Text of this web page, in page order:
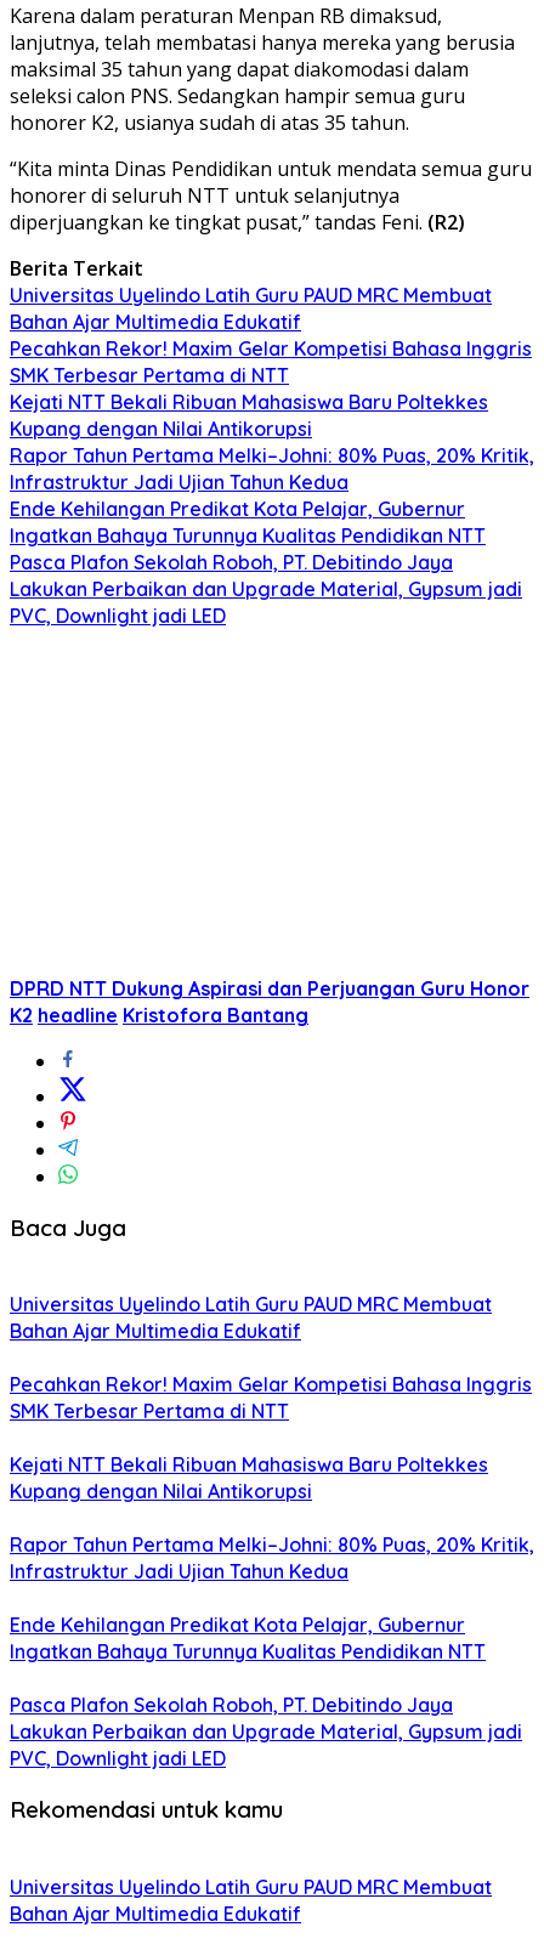
Karena dalam peraturan Menpan RB dimaksud,
lanjutnya, telah membatasi hanya mereka yang berusia
maksimal 35 tahun yang dapat diakomodasi dalam
seleksi calon PNS. Sedangkan hampir semua guru
honorer K2, usianya sudah di atas 35 tahun.
“Kita minta Dinas Pendidikan untuk mendata semua guru
honorer di seluruh NTT untuk selanjutnya
diperjuangkan ke tingkat pusat,” tandas Feni. (R2)
Berita Terkait
Universitas Uyelindo Latih Guru PAUD MRC Membuat
Bahan Ajar Multimedia Edukatif
Pecahkan Rekor! Maxim Gelar Kompetisi Bahasa Inggris
SMK Terbesar Pertama di NTT
Kejati NTT Bekali Ribuan Mahasiswa Baru Poltekkes
Kupang dengan Nilai Antikorupsi
Rapor Tahun Pertama Melki–Johni: 80% Puas, 20% Kritik,
Infrastruktur Jadi Ujian Tahun Kedua
Ende Kehilangan Predikat Kota Pelajar, Gubernur
Ingatkan Bahaya Turunnya Kualitas Pendidikan NTT
Pasca Plafon Sekolah Roboh, PT. Debitindo Jaya
Lakukan Perbaikan dan Upgrade Material, Gypsum jadi
PVC, Downlight jadi LED
DPRD NTT Dukung Aspirasi dan Perjuangan Guru Honor
K2 headline Kristofora Bantang
Baca Juga
Universitas Uyelindo Latih Guru PAUD MRC Membuat
Bahan Ajar Multimedia Edukatif
Pecahkan Rekor! Maxim Gelar Kompetisi Bahasa Inggris
SMK Terbesar Pertama di NTT
Kejati NTT Bekali Ribuan Mahasiswa Baru Poltekkes
Kupang dengan Nilai Antikorupsi
Rapor Tahun Pertama Melki–Johni: 80% Puas, 20% Kritik,
Infrastruktur Jadi Ujian Tahun Kedua
Ende Kehilangan Predikat Kota Pelajar, Gubernur
Ingatkan Bahaya Turunnya Kualitas Pendidikan NTT
Pasca Plafon Sekolah Roboh, PT. Debitindo Jaya
Lakukan Perbaikan dan Upgrade Material, Gypsum jadi
PVC, Downlight jadi LED
Rekomendasi untuk kamu
Universitas Uyelindo Latih Guru PAUD MRC Membuat
Bahan Ajar Multimedia Edukatif